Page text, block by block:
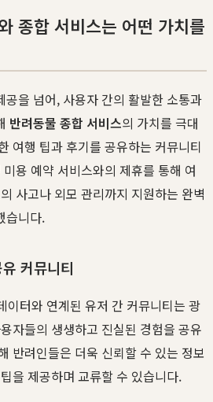
종합 서비스는 어떤 가치를
공을 넘어, 사용자 간의 활발한 소통과
반려동물 종합 서비스의 가치를 극대
여행 팁과 후기를 공유하는 커뮤니티
용 예약 서비스와의 제휴를 통해 여
사고나 외모 관리까지 지원하는 완벽
습니다.
커뮤니티
이터와 연계된 유저 간 커뮤니티는 광
자들의 생생하고 진실된 경험을 공유
반려인들은 더욱 신뢰할 수 있는 정보
을 제공하며 교류할 수 있습니다.